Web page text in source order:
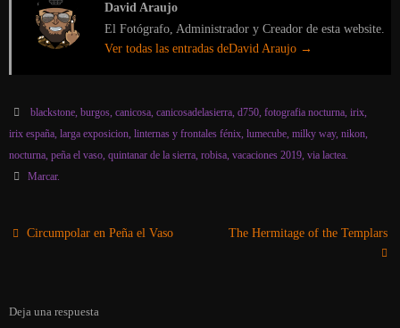
David Araujo
El Fotógrafo, Administrador y Creador de esta website.
Ver todas las entradas deDavid Araujo →
blackstone, burgos, canicosa, canicosadelasierra, d750, fotografia nocturna, irix,
irix españa, larga exposicion, linternas y frontales fénix, lumecube, milky way, nikon,
nocturna, peña el vaso, quintanar de la sierra, robisa, vacaciones 2019, via lactea.
Marcar.
Circumpolar en Peña el Vaso The Hermitage of the Templars
Deja una respuesta